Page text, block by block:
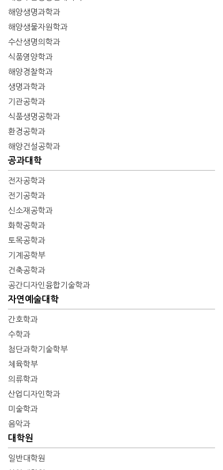
해양생명과학과
해양생물자원학과
수산생명의학과
식품영양학과
해양경찰학과
생명과학과
기관공학과
식품생명공학과
환경공학과
해양건설공학과
공과대학
전자공학과
전기공학과
신소재공학과
화학공학과
토목공학과
기계공학부
건축공학과
공간디자인융합기술학과
자연예술대학
간호학과
수학과
첨단과학기술학부
체육학부
의류학과
산업디자인학과
미술학과
음악과
대학원
일반대학원